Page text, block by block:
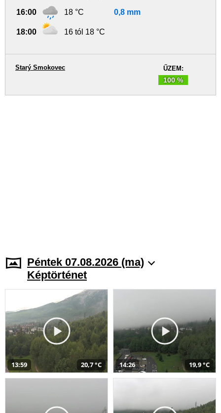
16:00 18 °C 0,8 mm
18:00 16 tól 18 °C
ŰZEM:
100 %
Starý Smokovec
Péntek 07.08.2026 (ma)
Képtörténet
13:59 20,7 °C 14:26 19,9 °C